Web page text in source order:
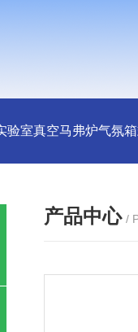
验室真空马弗炉气氛
产品中心 /